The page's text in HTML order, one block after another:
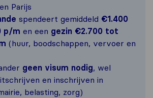
Parijs
spendeert gemiddeld €1.400
p/m en een gezin €2.700 tot
(huur, boodschappen, vervoer en
geen visum nodig, wel
en inschrijven in
belasting, zorg)